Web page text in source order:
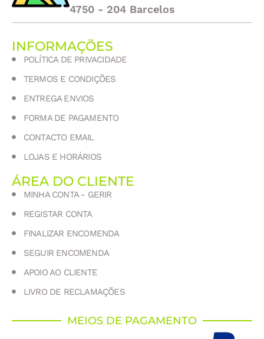
4750 - 204 Barcelos
INFORMAÇÕES
POLÍTICA DE PRIVACIDADE
TERMOS E CONDIÇÕES
ENTREGA ENVIOS
FORMA DE PAGAMENTO
CONTACTO EMAIL
LOJAS E HORÁRIOS
ÁREA DO CLIENTE
MINHA CONTA - GERIR
REGISTAR CONTA
FINALIZAR ENCOMENDA
SEGUIR ENCOMENDA
APOIO AO CLIENTE
LIVRO DE RECLAMAÇÕES
MEIOS DE PAGAMENTO